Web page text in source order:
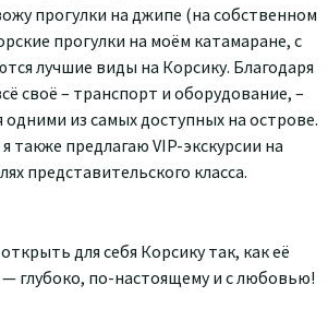
прогулки на джипе (на собственном
прогулки на моём катамаране, с
лучшие виды на Корсику. Благодаря
своё – транспорт и оборудование, –
из самых доступных на острове.
также предлагаю VIP-экскурсии на
представительского класса.
для себя Корсику так, как её
— глубоко, по-настоящему и с любовью!